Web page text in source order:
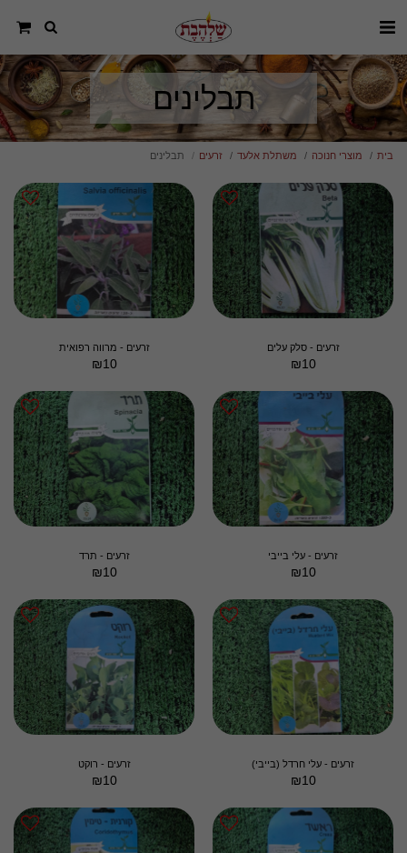
תבלינים
בית מוצרי חנוכה משתלת אלעד זרעים תבלינים
זרעים - סלק עלים
₪10
זרעים - מרווה רפואית
₪10
זרעים - עלי בייבי
₪10
זרעים - תרד
₪10
זרעים - עלי חרדל (בייבי)
₪10
זרעים - רוקט
₪10